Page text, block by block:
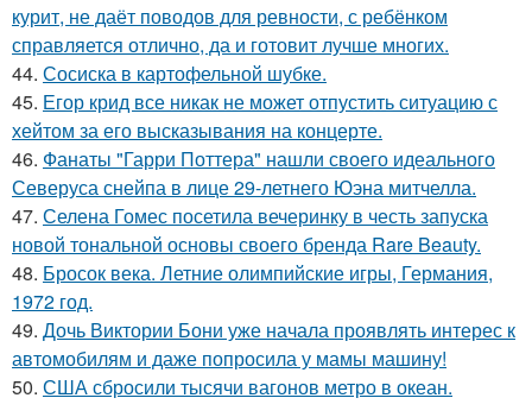
курит, не даёт поводов для ревности, с ребёнком
справляется отлично, да и готовит лучше многих.
44. Сосиска в картофельной шубке.
45. Егор крид все никак не может отпустить ситуацию с
хейтом за его высказывания на концерте.
46. Фанаты "Гарри Поттера" нашли своего идеального
Северуса снейпа в лице 29-летнего Юэна митчелла.
47. Селена Гомес посетила вечеринку в честь запуска
новой тональной основы своего бренда Rare Beauty.
48. Бросок века. Летние олимпийские игры, Германия,
1972 год.
49. Дочь Виктории Бони уже начала проявлять интерес к
автомобилям и даже попросила у мамы машину!
50. США сбросили тысячи вагонов метро в океан.